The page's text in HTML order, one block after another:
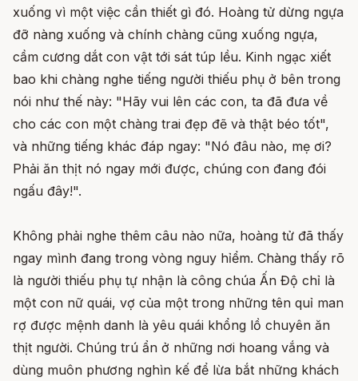
xuống vì một việc cần thiết gì đó. Hoàng tử dừng ngựa
đỡ nàng xuống và chính chàng cũng xuống ngựa,
cầm cương dắt con vật tới sát túp lều. Kinh ngạc xiết
bao khi chàng nghe tiếng người thiếu phụ ở bên trong
nói như thế này: "Hãy vui lên các con, ta đã đưa về
cho các con một chàng trai đẹp đẽ và thật béo tốt",
và những tiếng khác đáp ngay: "Nó đâu nào, mẹ ơi?
Phải ăn thịt nó ngay mới được, chúng con đang đói
ngấu đây!".
Không phải nghe thêm câu nào nữa, hoàng tử đã thấy
ngay mình đang trong vòng nguy hỉểm. Chàng thấy rõ
là người thiếu phụ tự nhận là công chúa Ấn Độ chỉ là
một con nữ quái, vợ của một trong những tên quỉ man
rợ được mệnh danh là yêu quái khổng lồ chuyên ăn
thịt người. Chúng trú ẩn ở những nơi hoang vắng và
dùng muôn phương nghìn kế để lừa bắt những khách